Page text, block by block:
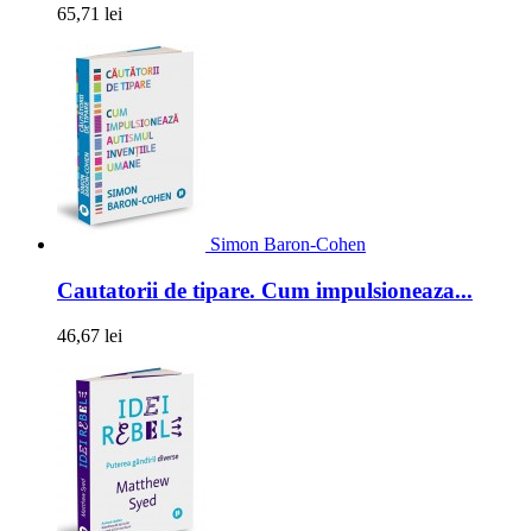
65,71 lei
Simon Baron-Cohen
Cautatorii de tipare. Cum impulsioneaza...
46,67 lei